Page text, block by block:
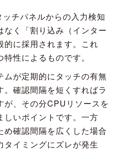
チパネルからの入力検知
く「割り込み（インター
的に採用されます。これ
性によるものです。
が定期的にタッチの有無
確認間隔を短くすればラ
が、その分CPUリソースを
しいポイントです。一方
確認間隔を広くした場合
タイミングにズレが発生